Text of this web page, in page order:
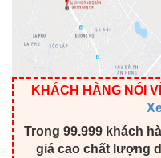
KHÁCH HÀNG NÓI
Trong 99.999 khách
giá cao chất lượng